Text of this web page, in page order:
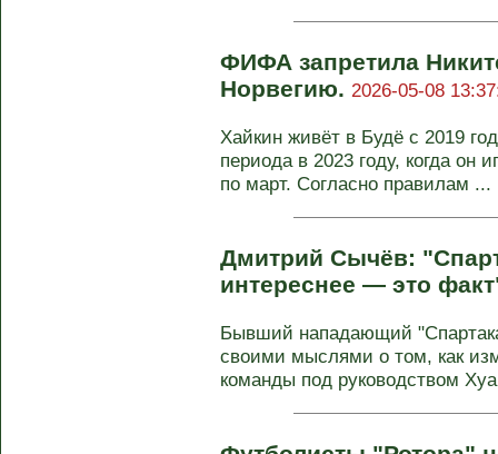
ФИФА запретила
Норвегию. 2026-05-08
Хайкин живёт в Будё с 2019
периода в 2023 году, когда он
по март. Согласно правилам ...
Дмитрий Сычёв:
интереснее — это
Бывший нападающий
своими мыслями о том, как
команды под руководством